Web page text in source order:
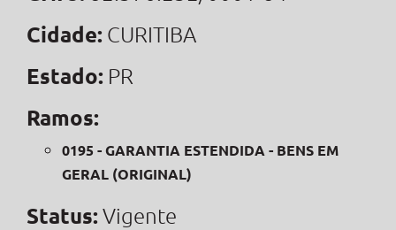
Cidade: CURITIBA
Estado: PR
Ramos:
0195 - GARANTIA ESTENDIDA - BENS EM
GERAL (ORIGINAL)
Status: Vigente